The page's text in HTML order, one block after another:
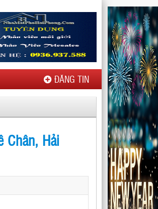
ĐĂNG TIN
Chân, Hải